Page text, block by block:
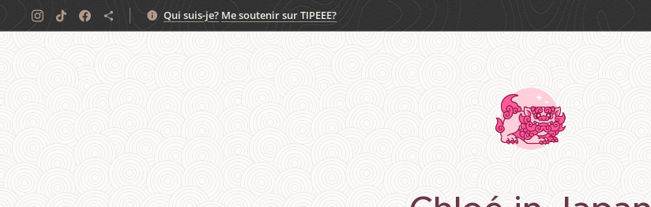
Qui suis-je? Me soutenir sur TIPEEE?